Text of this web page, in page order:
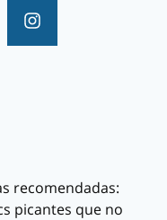
recomendadas:
picantes que no